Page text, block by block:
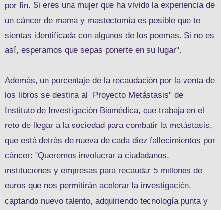
por fin. Si eres una mujer que ha vivido la experiencia de
un cáncer de mama y mastectomía es posible que te
sientas identificada con algunos de los poemas. Si no es
así, esperamos que sepas ponerte en su lugar".
Además, un porcentaje de la recaudación por la venta de
los libros se destina al
Proyecto Metástasis" del
Instituto de Investigación Biomédica, que trabaja en el
reto de llegar a la sociedad para combatir la metástasis,
que está detrás de nueva de cada diez fallecimientos por
cáncer: "Queremos involucrar a ciudadanos,
instituciones y empresas para recaudar 5 millones de
euros que nos permitirán acelerar la investigación,
captando nuevo talento, adquiriendo tecnología punta y